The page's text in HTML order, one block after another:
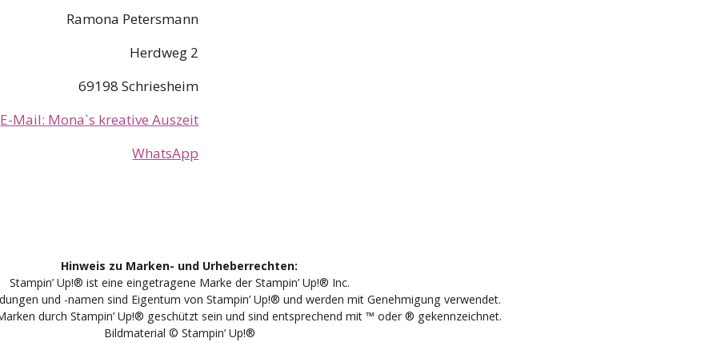
Ramona Petersmann
Herdweg 2
69198 Schriesheim
E-Mail: Mona`s kreative Auszeit
WhatsApp
Hinweis zu Marken- und Urheberrechten:
Stampin’ Up!® ist eine eingetragene Marke der Stampin’ Up!® Inc.
und -namen sind Eigentum von Stampin’ Up!® und werden mit Genehmigung verwendet.
durch Stampin’ Up!® geschützt sein und sind entsprechend mit ™ oder ® gekennzeichnet.
Bildmaterial © Stampin’ Up!®